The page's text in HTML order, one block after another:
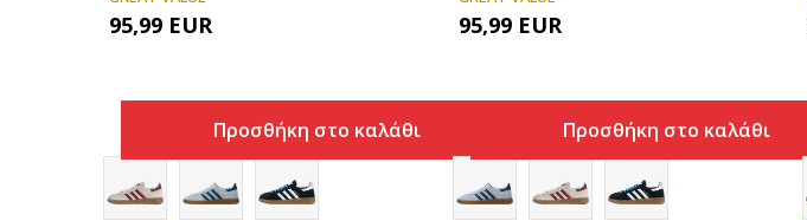
95,99 EUR
Προσθήκη στο καλάθι
95,99 EUR
Προσθήκη στο καλάθι